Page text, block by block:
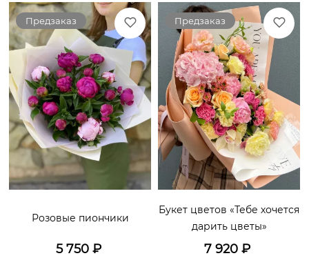
Предзаказ
Розовые пиончики
5 750₽
Предзаказ
Букет цветов «Тебе хочется
дарить цветы»
7 920 ₽